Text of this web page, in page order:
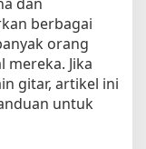
berbagai
orang
Jika
gitar, artikel ini
untuk